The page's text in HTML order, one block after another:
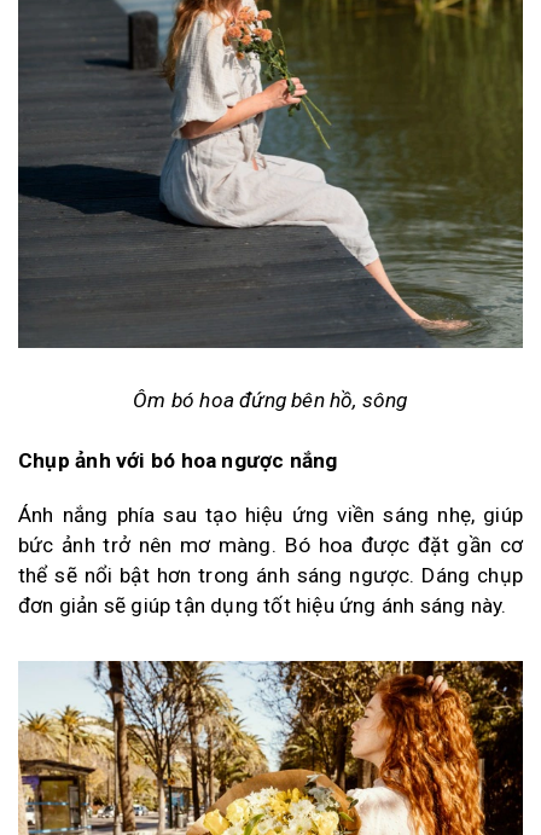
Ôm bó hoa đứng bên hồ, sông
Chụp ảnh với bó hoa ngược nắng
Ánh nắng phía sau tạo hiệu ứng viền sáng nhẹ, giúp
bức ảnh trở nên mơ màng. Bó hoa được đặt gần cơ
thể sẽ nổi bật hơn trong ánh sáng ngược. Dáng chụp
đơn giản sẽ giúp tận dụng tốt hiệu ứng ánh sáng này.